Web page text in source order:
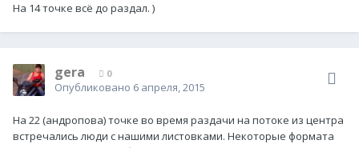
На 14 точке всё до раздал. )
gera 0
Опубликовано 6 апреля, 2015
На 22 (андропова) точке во время раздачи на потоке из центра
встречались люди с нашими листовками. Некоторые формата